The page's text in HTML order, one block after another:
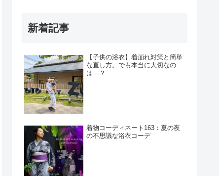
新着記事
【子供の浴衣】着崩れ対策と簡単
な直し方。でも本当に大切なの
は…？
着物コーディネート163：夏の夜
の不思議な浴衣コーデ